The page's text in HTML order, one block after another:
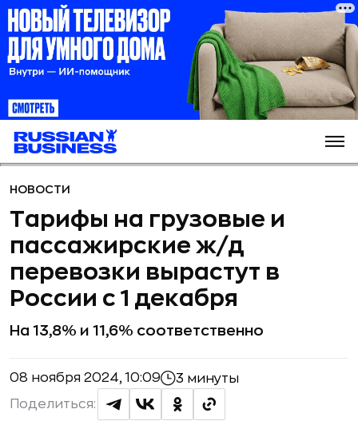
НОВОСТИ
Тарифы на грузовые и
пассажирские ж/д
перевозки вырастут в
России с 1 декабря
На 13,8% и 11,6% соответственно
08 ноября 2024, 10:09 3 минуты
Поделиться: